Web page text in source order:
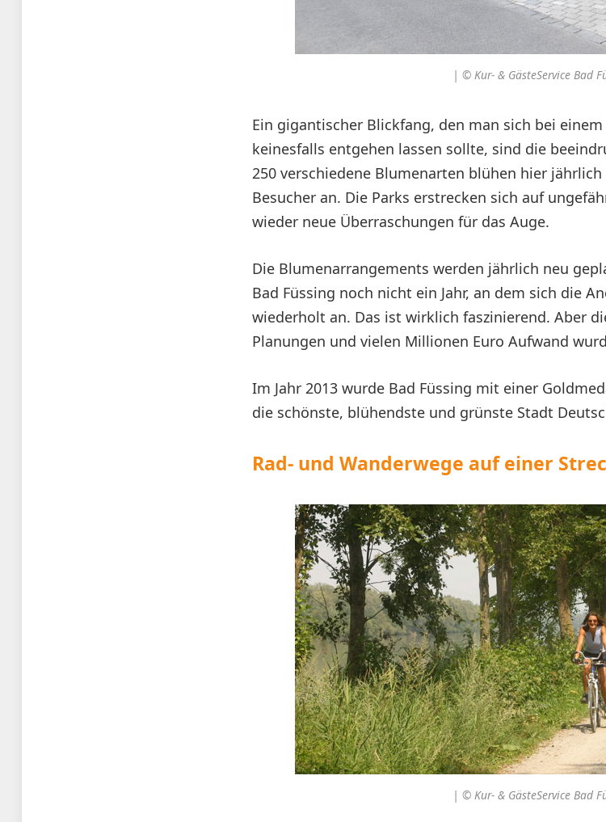
| © Kur- & GästeService Bad
Ein gigantischer Blickfang, den man sich bei
keinesfalls entgehen lassen sollte, sind die
250 verschiedene Blumenarten blühen hier
Besucher an. Die Parks erstrecken sich auf
wieder neue Überraschungen für das Auge.
Die Blumenarrangements werden jährlich neu
Bad Füssing noch nicht ein Jahr, an dem sich die
wiederholt an. Das ist wirklich faszinierend. Aber
Planungen und vielen Millionen Euro Aufwand
Im Jahr 2013 wurde Bad Füssing mit einer
die schönste, blühendste und grünste Stadt
Rad- und Wanderwege auf einer
| © Kur- & GästeService Bad